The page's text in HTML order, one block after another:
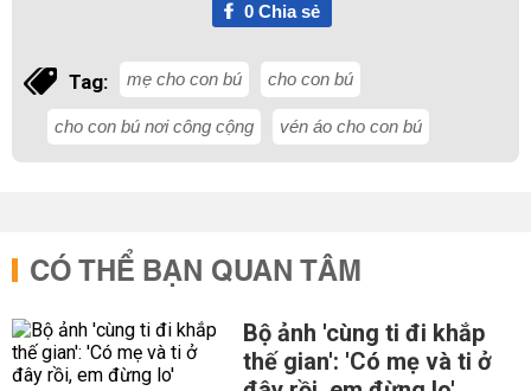
0Chia sẻ
Tag: mẹ cho con bú cho con bú
cho con bú nơi công cộng vén áo cho con bú
CÓ THỂ BẠN QUAN TÂM
Bộ ảnh 'cùng ti đi khắp
thế gian': 'Có mẹ và ti ở